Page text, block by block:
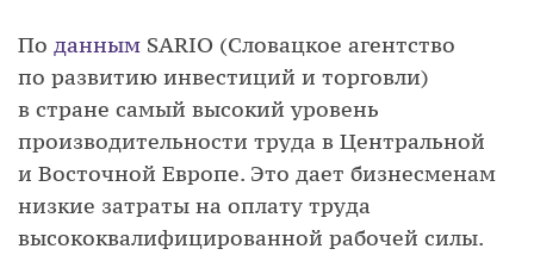
По данным SARIO (Словацкое агентство
по развитию инвестиций и торговли)
в стране самый высокий уровень
производительности труда в Центральной
и Восточной Европе. Это дает бизнесменам
низкие затраты на оплату труда
высококвалифицированной рабочей силы.